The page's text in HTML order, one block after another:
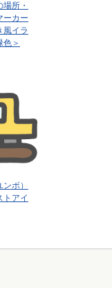
所・
ーカー
風イラ
色＞
ボ）
トアイ